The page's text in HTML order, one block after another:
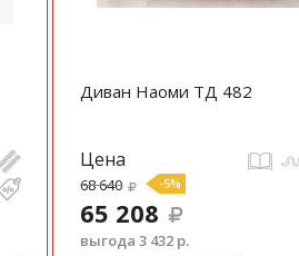
Диван Наоми ТД 482
Цена
68 640 -5%
65 208
выгода 3 432 р.